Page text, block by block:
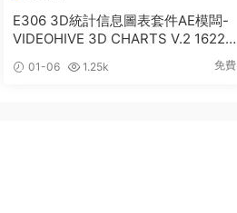
E306 3D統計信息圖表套件AE模闆-
VIDEOHIVE 3D CHARTS V.2 16228
01-06 1.25k 免費